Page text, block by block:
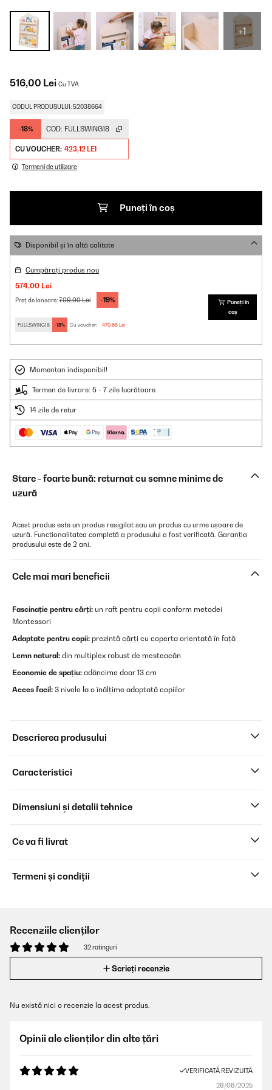
+1
516,00 Lei Cu TVA
CODUL PRODUSULUI: 52038664
-18% COD: FULLSWING18
CU VOUCHER: 423,12 LEI
Termeni de utilizare
Puneți în coș
Disponibil și în altă calitate
Cumpărați produs nou
574,00 Lei
Preț de lansare:709,00 Lei -19%
FULLSWING18 -18% Cu voucher: 470,68 Lei
Puneți în
coș
Momentan indisponibil!
Termen de livrare: 5 - 7 zile lucrătoare
14 zile de retur
Stare - foarte bună: returnat cu semne minime de
uzură
Acest produs este un produs resigilat sau un produs cu urme ușoare de
uzură. Funcționalitatea completă a produsului a fost verificată. Garanția
produsului este de 2 ani.
Cele mai mari beneficii
Fascinație pentru cărți: un raft pentru copii conform metodei
Montessori
Adaptate pentru copii: prezintă cărți cu coperta orientată în față
Lemn natural: din multiplex robust de mesteacăn
Economie de spațiu: adâncime doar 13 cm
Acces facil: 3 nivele la o înălțime adaptată copiilor
Descrierea produsului
Caracteristici
Dimensiuni și detalii tehnice
Ce va fi livrat
Termeni și condiții
Recenziile clienților
32 ratinguri
Scrieți recenzie
Nu există nici o recenzie la acest produs.
Opinii ale clienților din alte țări
VERIFICATĂ REVIZUITĂ
28/08/2025